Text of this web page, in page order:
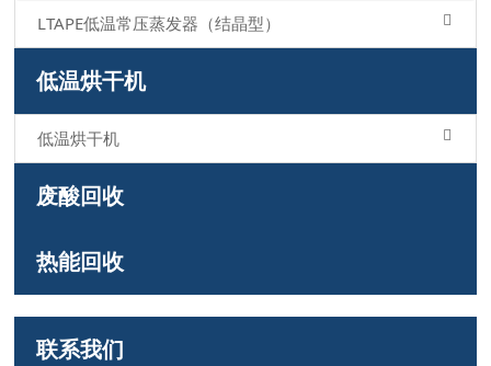
LTAPE低温常压蒸发器（结晶型）
低温烘干机
低温烘干机
废酸回收
热能回收
联系我们